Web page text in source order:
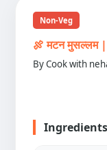
Non-Veg
🍖 मटन
By Cook with
Ingredients